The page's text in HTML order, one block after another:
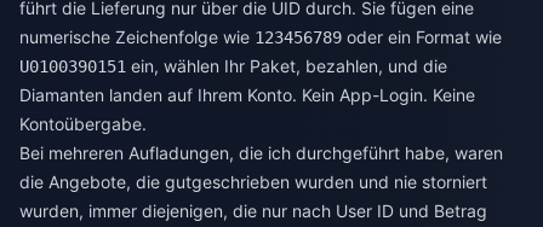
führt die Lieferung nur über die UID durch. Sie fügen eine
numerische Zeichenfolge wie 123456789 oder ein Format wie
U0100390151 ein, wählen Ihr Paket, bezahlen, und die
Diamanten landen auf Ihrem Konto. Kein App-Login. Keine
Kontoübergabe.
Bei mehreren Aufladungen, die ich durchgeführt habe, waren
die Angebote, die gutgeschrieben wurden und nie storniert
wurden, immer diejenigen, die nur nach User ID und Betrag